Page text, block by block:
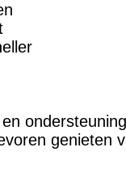
genieten